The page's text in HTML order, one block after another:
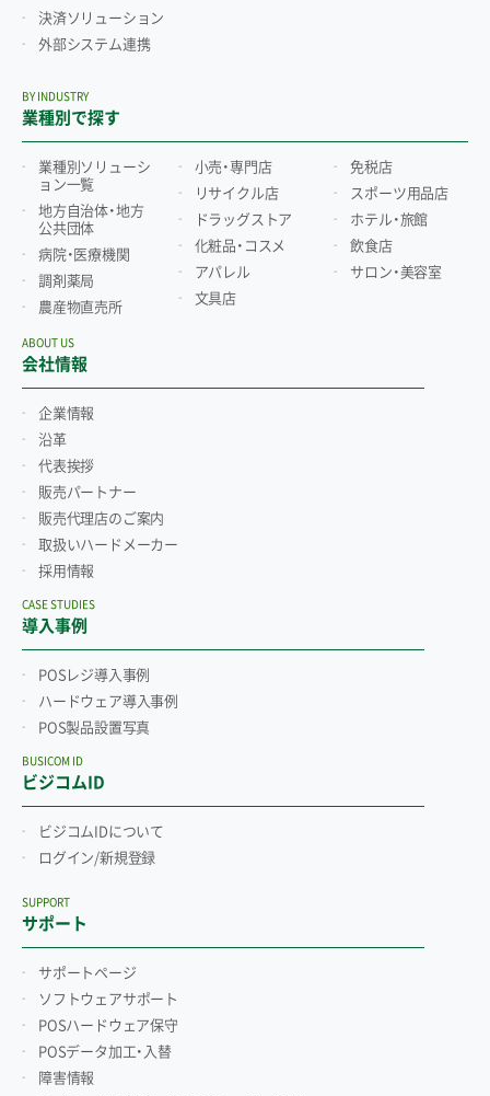
決済ソリューション
外部システム連携
業種別で探す
BY INDUSTRY
業種別ソリューシ
ョン一覧
地方自治体・地方
公共団体
病院・医療機関
調剤薬局
農産物直売所
小売・専門店
リサイクル店
ドラッグストア
化粧品・コスメ
アパレル
文具店
免税店
スポーツ用品店
ホテル・旅館
飲食店
サロン・美容室
会社情報
ABOUT US
企業情報
沿革
代表挨拶
販売パートナー
販売代理店のご案内
取扱いハードメーカー
採用情報
導入事例
CASE STUDIES
POSレジ導入事例
ハードウェア導入事例
POS製品設置写真
ビジコムID
BUSICOM ID
ビジコムIDについて
ログイン/新規登録
サポート
SUPPORT
サポートページ
ソフトウェアサポート
POSハードウェア保守
POSデータ加工・入替
障害情報